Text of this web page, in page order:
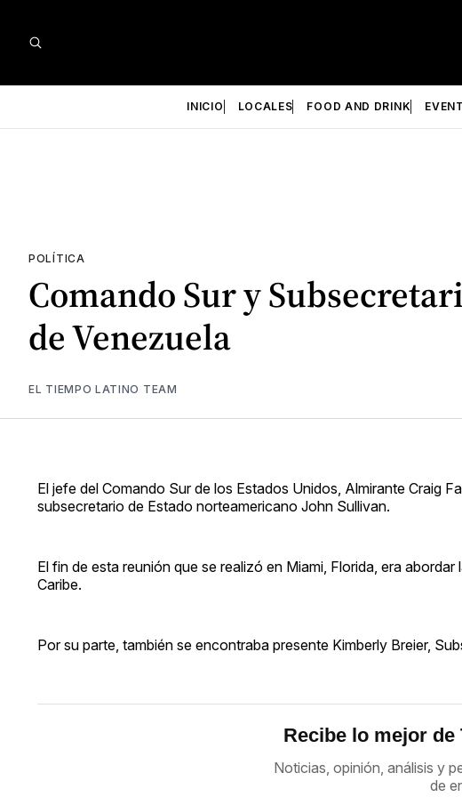
INICIO LOCALES FOOD AND DRINK
POLÍTICA
Comando Sur y
de Venezuela
EL TIEMPO LATINO TEAM
El jefe del Comando Sur de los Estados Unidos, Almirante Craig
subsecretario de Estado norteamericano John Sullivan.
El fin de esta reunión que se realizó en Miami, Florida, era
Caribe.
Por su parte, también se encontraba presente Kimberly Breier,
Recibe lo mejor
Noticias, opinión, análisis y
de